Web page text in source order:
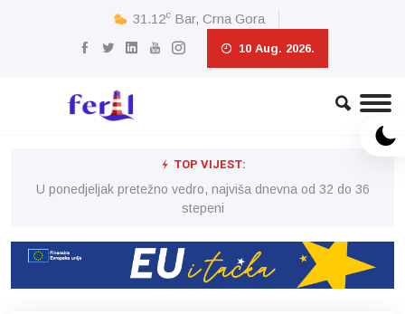
31.12c Bar, Crna Gora
10 Aug. 2026.
TOP VIJEST:
U ponedjeljak pretežno vedro, najviša dnevna od 32 do 36
stepeni